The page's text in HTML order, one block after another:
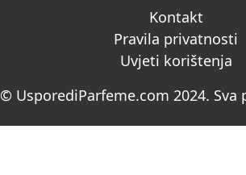
Kontakt
Pravila privatnosti
Uvjeti korištenja
© UsporediParfeme.com 2024. Sva